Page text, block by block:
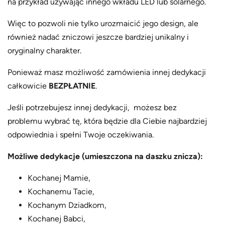
Więc to pozwoli nie tylko urozmaicić jego design, ale
również nadać zniczowi jeszcze bardziej unikalny i
oryginalny charakter.
Ponieważ masz możliwość zamówienia innej dedykacji
całkowicie BEZPŁATNIE.
Jeśli potrzebujesz innej dedykacji, możesz bez
problemu wybrać tę, która będzie dla Ciebie najbardziej
odpowiednia i spełni Twoje oczekiwania.
Możliwe dedykacje (umieszczona na daszku znicza):
Kochanej Mamie,
Kochanemu Tacie,
Kochanym Dziadkom,
Kochanej Babci,